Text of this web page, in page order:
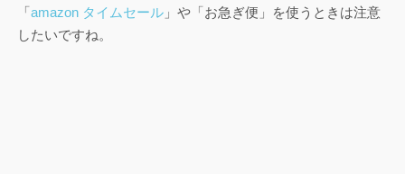
「 amazon タイムセール」や「お急ぎ便」を使うときは注意
したいですね。